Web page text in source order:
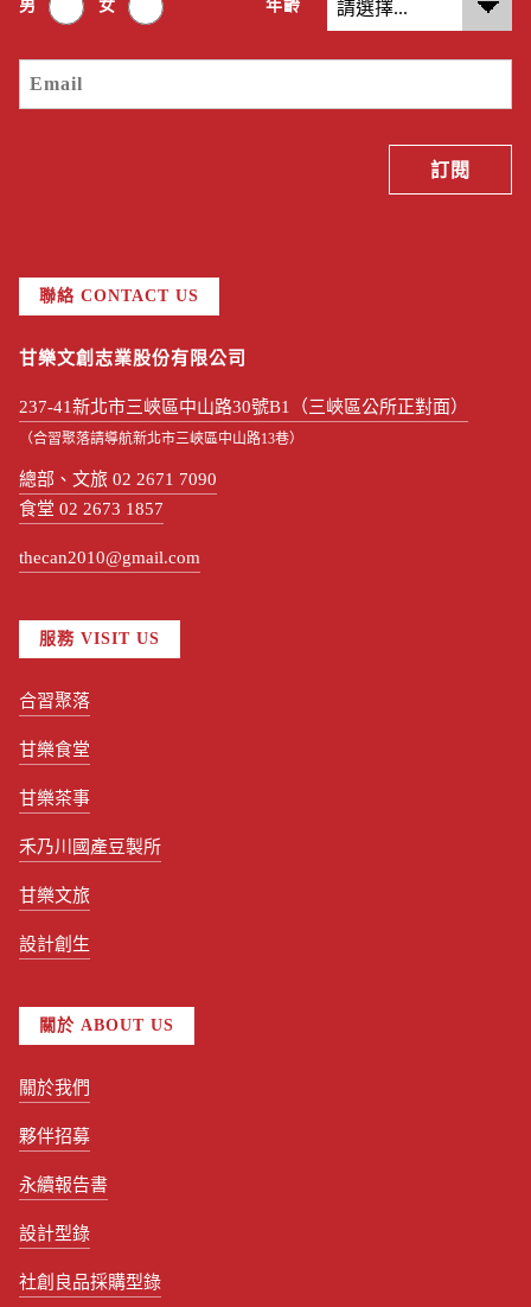
男 女 年齡
聯絡 CONTACT US
甘樂文創志業股份有限公司
237-41新北市三峽區中山路30號B1（三峽區公所正對面）
（合習聚落請導航新北市三峽區中山路13巷）
總部、文旅 02 2671 7090
食堂 02 2673 1857
thecan2010@gmail.com
服務 VISIT US
合習聚落
甘樂食堂
甘樂茶事
禾乃川國產豆製所
甘樂文旅
設計創生
關於 ABOUT US
關於我們
夥伴招募
永續報告書
設計型錄
社創良品採購型錄